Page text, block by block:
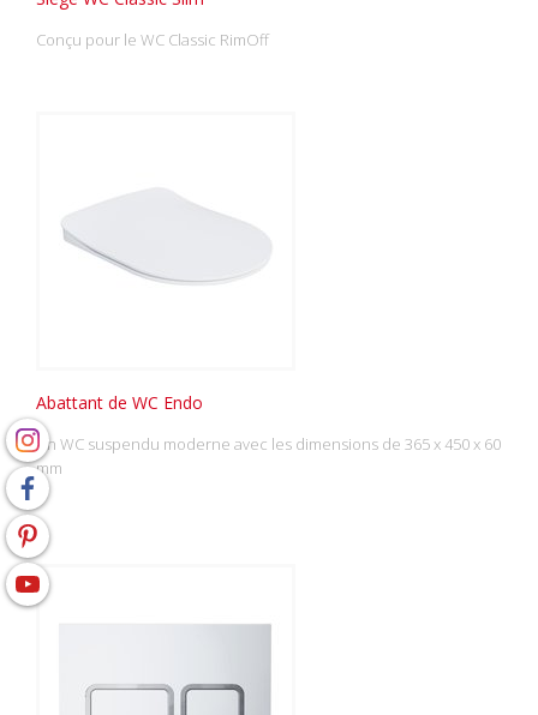
Conçu pour le WC Classic RimOff
Abattant de WC Endo
Un WC suspendu moderne avec les dimensions de 365 x 450 x 60
mm